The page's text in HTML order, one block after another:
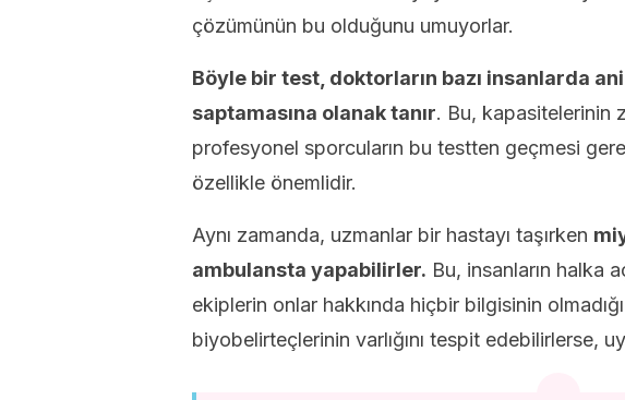
çözümünün bu olduğunu umuyorlar.
Böyle bir test, doktorların bazı insanlarda ani
saptamasına olanak tanır. Bu, kapasitelerinin
profesyonel sporcuların bu testten geçmesi
özellikle önemlidir.
Aynı zamanda, uzmanlar bir hastayı taşırken
ambulansta yapabilirler. Bu, insanların halka
ekiplerin onlar hakkında hiçbir bilgisinin
biyobelirteçlerinin varlığını tespit edebilirlerse,